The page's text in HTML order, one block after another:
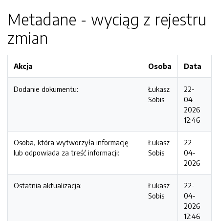
Metadane - wyciąg z rejestru
zmian
Akcja Osoba Data
Dodanie dokumentu:
Łukasz
Sobis
22-
04-
2026
12:46
Osoba, która wytworzyła informację
lub odpowiada za treść informacji:
Łukasz
Sobis
22-
04-
2026
Ostatnia aktualizacja:
Łukasz
Sobis
22-
04-
2026
12:46